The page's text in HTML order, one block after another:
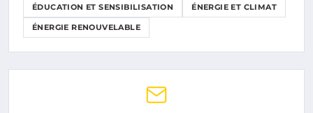
ÉDUCATION ET SENSIBILISATION ÉNERGIE ET CLIMAT
ÉNERGIE RENOUVELABLE